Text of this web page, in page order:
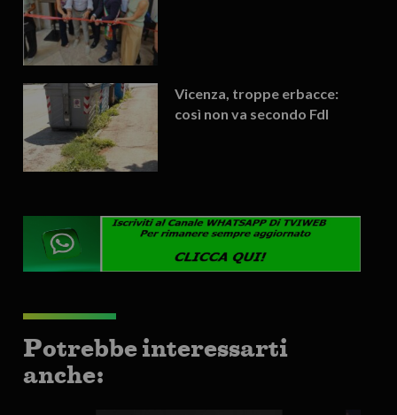
Vicenza, troppe erbacce:
così non va secondo FdI
Potrebbe interessarti
anche: